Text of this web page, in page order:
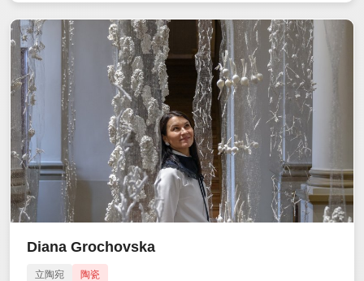
Diana Grochovska
立陶宛 陶瓷